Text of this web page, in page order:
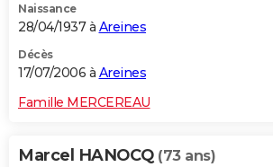
Naissance
28/04/1937 à Areines
Décès
17/07/2006 à Areines
Famille MERCEREAU
Marcel HANOCQ (73 ans)